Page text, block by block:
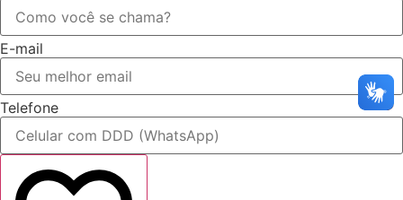
E-mail
Telefone